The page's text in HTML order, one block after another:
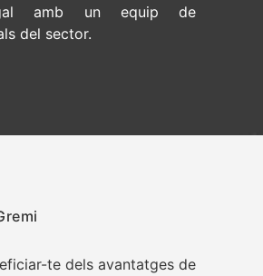
amb un equip de
del sector.
te dels avantatges de